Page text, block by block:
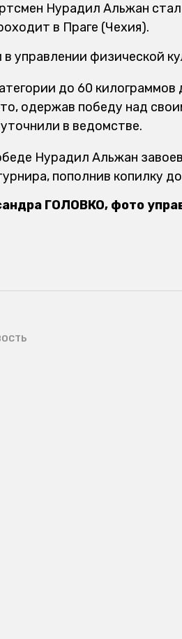
Нурадил Альжан
в Праге (Чехия).
управлении физической
до 60
одержав победу над
в ведомстве.
Нурадил Альжан
пополнив копилку
ГОЛОВКО, фото